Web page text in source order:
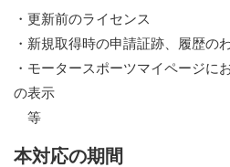
・更新前のライセンス
・新規取得時の申請証跡、履歴の
・モータースポーツマイページに
の表示
等
本対応の期間